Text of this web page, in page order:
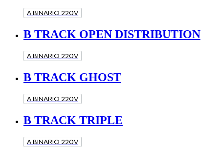
A BINARIO 220V
B TRACK OPEN DISTRIBUTION
A BINARIO 220V
B TRACK GHOST
A BINARIO 220V
B TRACK TRIPLE
A BINARIO 220V